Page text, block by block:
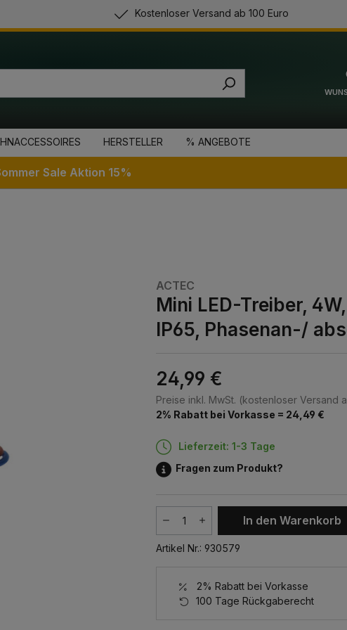
Kostenloser Versand ab 100 Euro
HERSTELLER % ANGEBOTE
Sale Aktion 15%
ACTEC
Mini LED-Treiber,
IP65, Phasenan-/
24,99 €
Preise inkl. MwSt. (kostenloser Versand
2% Rabatt bei Vorkasse = 24,49 €
Lieferzeit: 1-3 Tage
Fragen zum Produkt?
Produkt Anzahl: Gib
In den Warenkorb
Artikel Nr.: 930579
2% Rabatt bei Vorkasse
100 Tage Rückgaberecht